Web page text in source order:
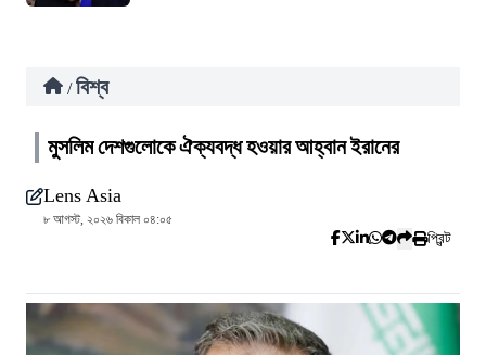
/ বিশ্ব
মুসলিম দেশগুলোকে ঐক্যবদ্ধ হওয়ার আহ্বান ইরানের
Lens Asia
৮ আগস্ট, ২০২৬ বিকাল ০৪:০৫
প্রিন্ট